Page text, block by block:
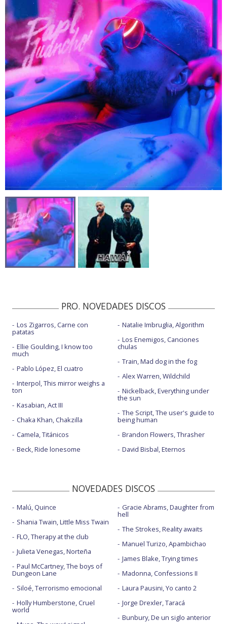
PRO. NOVEDADES DISCOS
Los Zigarros, Carne con
patatas
Ellie Goulding, I know too
much
Pablo López, El cuatro
Interpol, This mirror weighs a
ton
Kasabian, Act III
Chaka Khan, Chakzilla
Camela, Titánicos
Beck, Ride lonesome
Natalie Imbruglia, Algorithm
Los Enemigos, Canciones
chulas
Train, Mad dog in the fog
Alex Warren, Wildchild
Nickelback, Everything under
the sun
The Script, The user's guide to
being human
Brandon Flowers, Thrasher
David Bisbal, Eternos
NOVEDADES DISCOS
Malú, Quince
Shania Twain, Little Miss Twain
FLO, Therapy at the club
Julieta Venegas, Norteña
Paul McCartney, The boys of
Dungeon Lane
Siloé, Terrorismo emocional
Holly Humberstone, Cruel
world
Gracie Abrams, Daughter from
hell
The Strokes, Reality awaits
Manuel Turizo, Apambichao
James Blake, Trying times
Madonna, Confessions II
Laura Pausini, Yo canto 2
Jorge Drexler, Taracá
Bunbury, De un siglo anterior